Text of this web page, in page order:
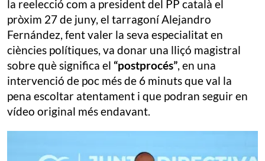
la reelecció com a president del PP català el
pròxim 27 de juny, el tarragoní Alejandro
Fernández, fent valer la seva especialitat en
ciències polítiques, va donar una lliçó magistral
sobre què significa el “postprocés”, en una
intervenció de poc més de 6 minuts que val la
pena escoltar atentament i que podran seguir en
vídeo original més endavant.